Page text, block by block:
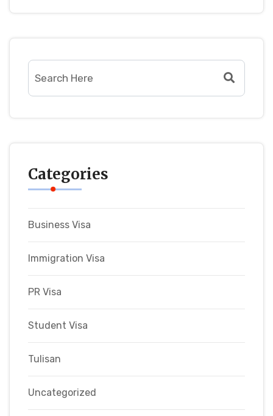
Categories
Business Visa
Immigration Visa
PR Visa
Student Visa
Tulisan
Uncategorized